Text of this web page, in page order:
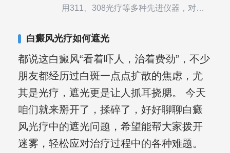
用311、308光疗等多种先进仪器，对不
其对女性银屑病、顽固性银屑病、全身
验。
白癜风光疗如何遮光
都说这白癜风“看着吓人，治着费劲”，不少
朋友都经历过白斑一点点扩散的焦虑，尤
其是光疗，遮光更是让人抓耳挠腮。 今天
咱们就来掰开了，揉碎了，好好聊聊白癜
风光疗中的遮光问题，希望能帮大家拨开
迷雾，轻松应对治疗过程中的各种难题。